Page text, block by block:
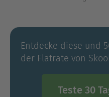
Entdecke diese und
der Flatrate von
Teste 30